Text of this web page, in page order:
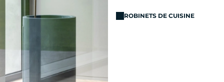
ROBINETS DE CUISINE